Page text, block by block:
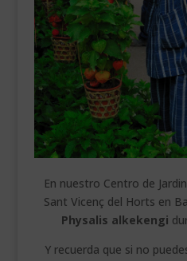
En nuestro Centro de
Sant Vicenç del Horts en
Physalis alkekengi
Y recuerda que si no